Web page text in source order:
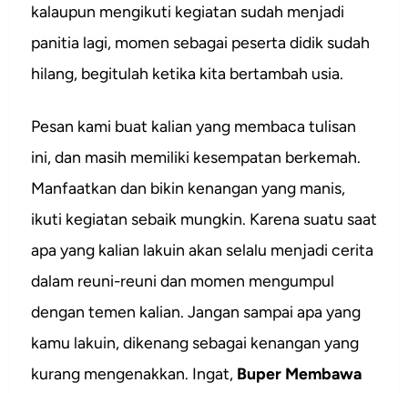
kalaupun mengikuti kegiatan sudah menjadi
panitia lagi, momen sebagai peserta didik sudah
hilang, begitulah ketika kita bertambah usia.
Pesan kami buat kalian yang membaca tulisan
ini, dan masih memiliki kesempatan berkemah.
Manfaatkan dan bikin kenangan yang manis,
ikuti kegiatan sebaik mungkin. Karena suatu saat
apa yang kalian lakuin akan selalu menjadi cerita
dalam reuni-reuni dan momen mengumpul
dengan temen kalian. Jangan sampai apa yang
kamu lakuin, dikenang sebagai kenangan yang
kurang mengenakkan. Ingat, Buper Membawa